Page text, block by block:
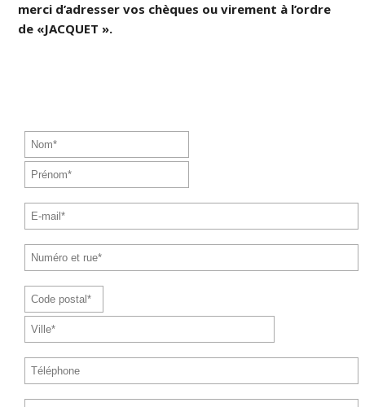
merci d’adresser vos chèques ou virement à l’ordre
de «JACQUET ».